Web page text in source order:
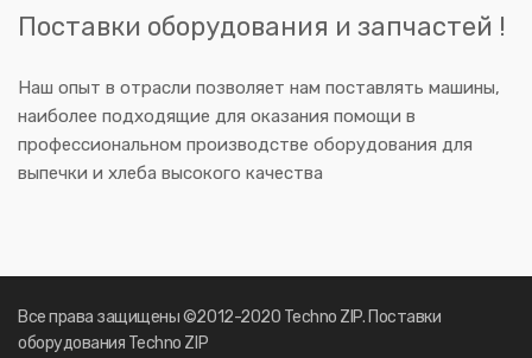
Поставки оборудования и запчастей !
Наш опыт в отрасли позволяет нам поставлять машины,
наиболее подходящие для оказания помощи в
профессиональном производстве оборудования для
выпечки и хлеба высокого качества
Все права защищены ©2012-2020 Techno ZIP. Поставки
оборудования Techno ZIP